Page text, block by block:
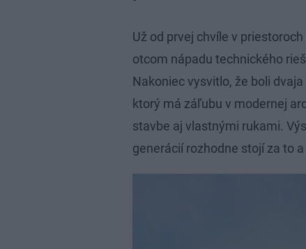
Už od prvej chvíle v
otcom nápadu technického
Nakoniec vysvitlo, že boli
ktorý má záľubu v modernej
stavbe aj vlastnými rukami.
generácií rozhodne stojí za to